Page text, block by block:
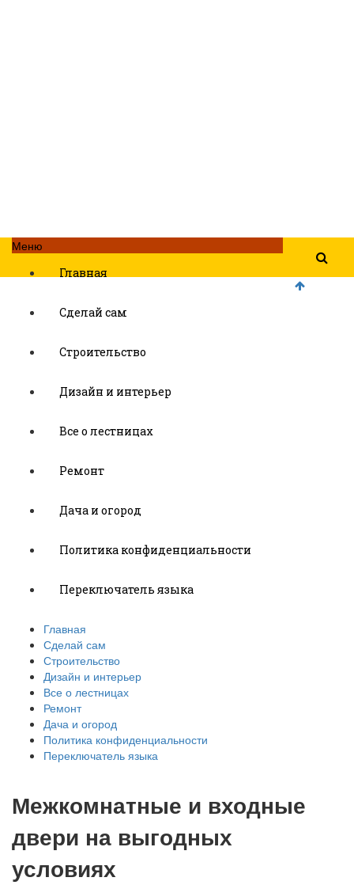
Меню
Главная
Сделай сам
Строительство
Дизайн и интерьер
Все о лестницах
Ремонт
Дача и огород
Политика конфиденциальности
Переключатель языка
Главная
Сделай сам
Строительство
Дизайн и интерьер
Все о лестницах
Ремонт
Дача и огород
Политика конфиденциальности
Переключатель языка
Межкомнатные и входные
двери на выгодных
условиях